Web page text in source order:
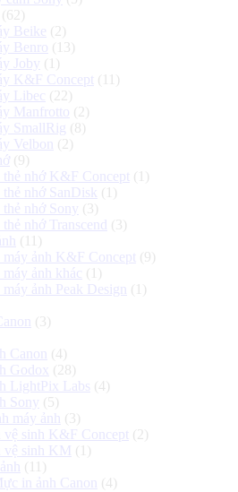
(62)
Beike (2)
Benro (13)
Joby (1)
K&F Concept (11)
Libec (22)
Manfrotto (2)
SmallRig (8)
Velbon
(2)
(9)
thẻ nhớ K&F Concept (1)
nhớ SanDisk (1)
nhớ Sony (3)
nhớ Transcend
(3)
(11)
máy ảnh K&F Concept (9)
ảnh khác (1)
ảnh Peak Design
(1)
(3)
Canon
(4)
Godox (28)
LightPix Labs (4)
Sony (5)
máy ảnh
(3)
vệ sinh K&F Concept (2)
vệ sinh KM (1)
(11)
in ảnh Canon
(4)